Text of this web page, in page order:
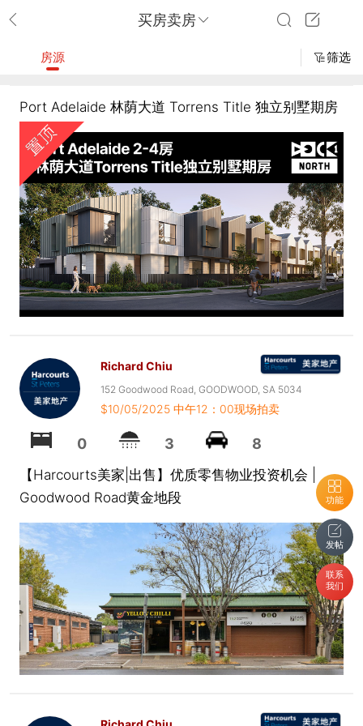
买房卖房
功能
发帖
联系
我们
房源 筛选
Port Adelaide 林荫大道 Torrens Title 独立别墅期房
Richard Chiu
152 Goodwood Road, GOODWOOD, SA 5034
$10/05/2025 中午12：00现场拍卖
0 3 8
【Harcourts美家|出售】优质零售物业投资机会 |
Goodwood Road黄金地段